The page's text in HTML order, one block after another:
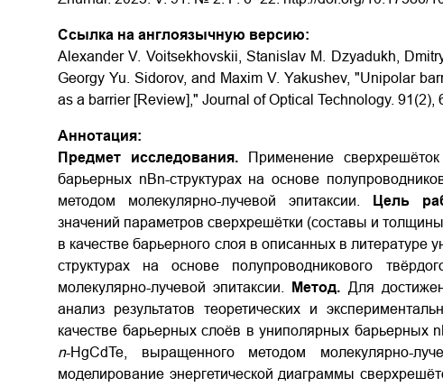
Ссылка на англоязычную версию:
Alexander V. Voitsekhovskii, Stanislav M. Dzyadukh,
Georgy Yu. Sidorov, and Maxim V. Yakushev, "Unipolar
as a barrier [Review]," Journal of Optical Technology. 91(2),
Аннотация:
Предмет исследования.
Применение сверхрешёток
барьерных nBn-структурах на основе
методом молекулярно-лучевой эпитаксии.
Цель
значений параметров сверхрешётки (составы и
в качестве барьерного слоя в описанных в
структурах на основе полупроводникового
молекулярно-лучевой эпитаксии.
Метод. Для
анализ результатов теоретических и
качестве барьерных слоёв в униполярных барьерных
n-HgCdTe, выращенного методом молекулярно-
моделирование энергетической диаграммы